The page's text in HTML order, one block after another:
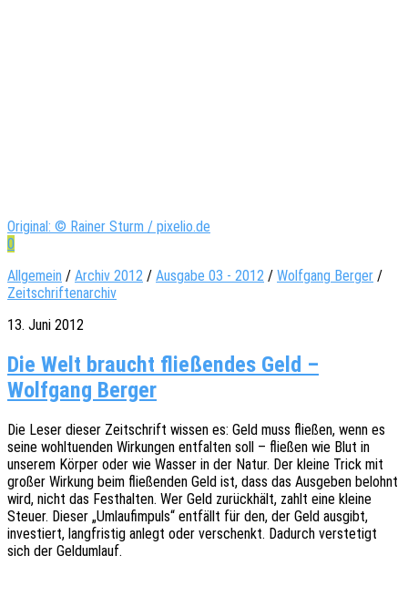
Original: © Rainer Sturm / pixelio.de
0
Allgemein / Archiv 2012 / Ausgabe 03 - 2012 / Wolfgang Berger /
Zeitschriftenarchiv
13. Juni 2012
Die Welt braucht fließendes Geld –
Wolfgang Berger
Die Leser dieser Zeit­schrift wissen es: Geld muss flie­ßen, wenn es
seine wohl­tu­en­den Wirkun­gen entfal­ten soll – flie­ßen wie Blut in
unse­rem Körper oder wie Wasser in der Natur. Der kleine Trick mit
großer Wirkung beim flie­ßen­den Geld ist, dass das Ausge­ben belohnt
wird, nicht das Fest­hal­ten. Wer Geld zurück­hält, zahlt eine kleine
Steuer. Dieser „Umlauf­im­puls“ entfällt für den, der Geld ausgibt,
inves­tiert, lang­fris­tig anlegt oder verschenkt. Dadurch verste­tigt
sich der Geldumlauf.